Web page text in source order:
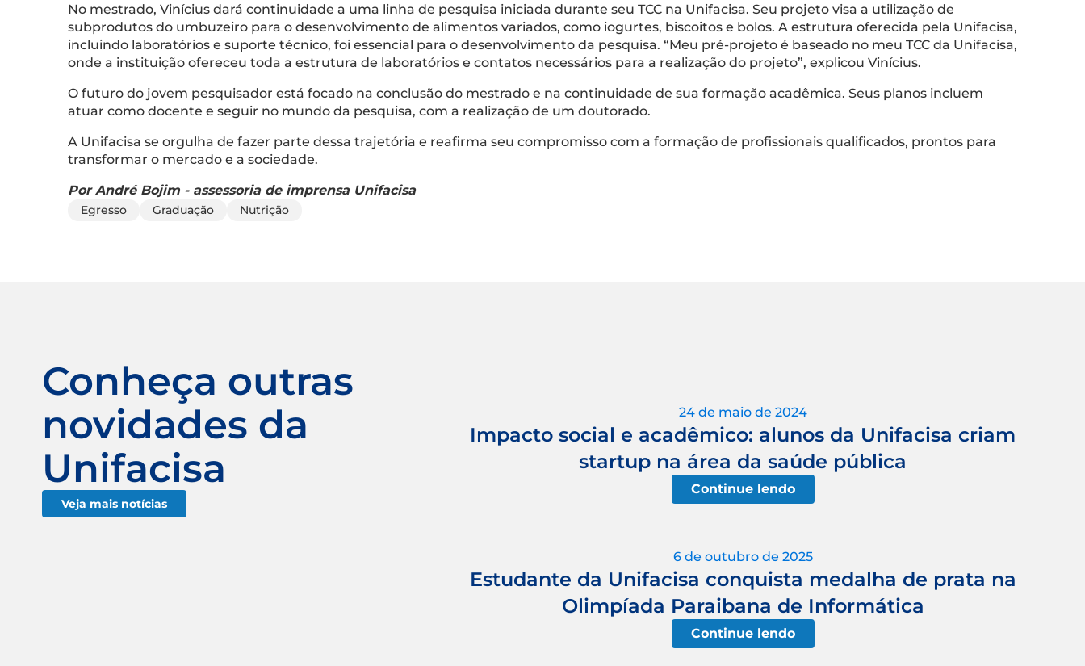
No mestrado, Vinícius dará continuidade a uma linha de pesquisa iniciada durante seu TCC na Unifacisa. Seu projeto visa a utilização de
subprodutos do umbuzeiro para o desenvolvimento de alimentos variados, como iogurtes, biscoitos e bolos. A estrutura oferecida pela Unifacisa,
incluindo laboratórios e suporte técnico, foi essencial para o desenvolvimento da pesquisa. “Meu pré-projeto é baseado no meu TCC da Unifacisa,
onde a instituição ofereceu toda a estrutura de laboratórios e contatos necessários para a realização do projeto”, explicou Vinícius.
O futuro do jovem pesquisador está focado na conclusão do mestrado e na continuidade de sua formação acadêmica. Seus planos incluem
atuar como docente e seguir no mundo da pesquisa, com a realização de um doutorado.
A Unifacisa se orgulha de fazer parte dessa trajetória e reafirma seu compromisso com a formação de profissionais qualificados, prontos para
transformar o mercado e a sociedade.
Por André Bojim - assessoria de imprensa Unifacisa
Egresso Graduação Nutrição
Conheça outras
novidades da
Unifacisa
Veja mais notícias
24 de maio de 2024
Impacto social e acadêmico: alunos da Unifacisa criam
startup na área da saúde pública
Continue lendo
6 de outubro de 2025
Estudante da Unifacisa conquista medalha de prata na
Olimpíada Paraibana de Informática
Continue lendo